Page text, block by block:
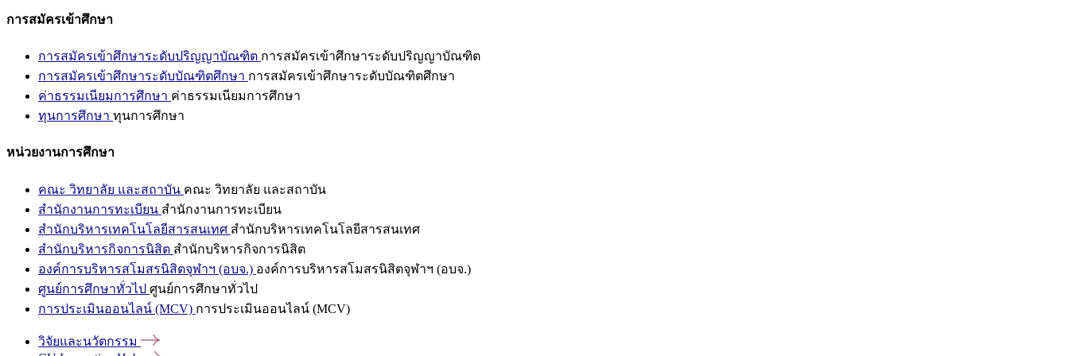
การสมัครเข้าศึกษา
การสมัครเข้าศึกษาระดับปริญญาบัณฑิต การสมัครเข้าศึกษาระดับปริญญาบัณฑิต
การสมัครเข้าศึกษาระดับบัณฑิตศึกษา การสมัครเข้าศึกษาระดับบัณฑิตศึกษา
ค่าธรรมเนียมการศึกษา ค่าธรรมเนียมการศึกษา
ทุนการศึกษา ทุนการศึกษา
หน่วยงานการศึกษา
คณะ วิทยาลัย และสถาบัน คณะ วิทยาลัย และสถาบัน
สำนักงานการทะเบียน สำนักงานการทะเบียน
สำนักบริหารเทคโนโลยีสารสนเทศ สำนักบริหารเทคโนโลยีสารสนเทศ
สำนักบริหารกิจการนิสิต สำนักบริหารกิจการนิสิต
องค์การบริหารสโมสรนิสิตจุฬาฯ (อบจ.) องค์การบริหารสโมสรนิสิตจุฬาฯ (อบจ.)
ศูนย์การศึกษาทั่วไป ศูนย์การศึกษาทั่วไป
การประเมินออนไลน์ (MCV) การประเมินออนไลน์ (MCV)
วิจัยและนวัตกรรม